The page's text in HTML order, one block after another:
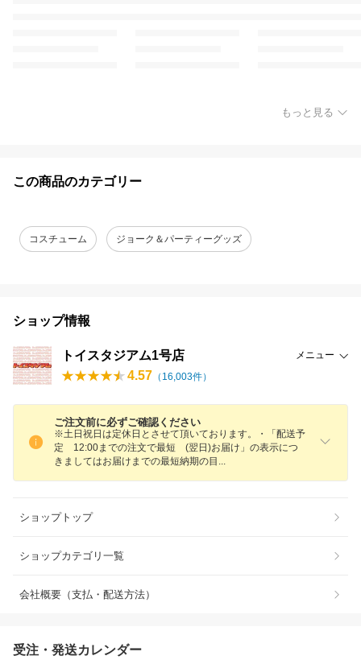
もっと見る
この商品のカテゴリー
コスチューム ジョーク＆パーティーグッズ
ショップ情報
トイスタジアム1号店 メニュー
4.57 （ 16,003件）
ご注文前に必ずご確認ください
※土日祝日は定休日とさせて頂いております。・「配送予
定 12:00までの注文で最短 (翌日)お届け」の表示につ
きましてはお届けまでの最短納期の目
ショップトップ
ショップカテゴリ一覧
会社概要（支払・配送方法）
受注・発送カレンダー